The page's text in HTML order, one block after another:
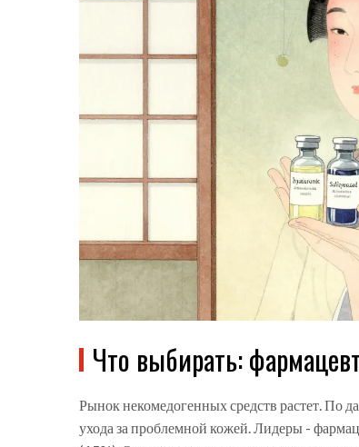
Что выбирать:
Рынок некомедогенных средств растет. По
ухода за проблемной кожей. Лидеры -